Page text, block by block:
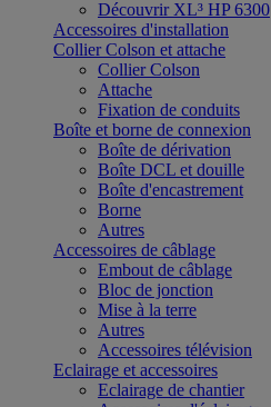
Découvrir XL³ HP 6300
Accessoires d'installation
Collier Colson et attache
Collier Colson
Attache
Fixation de conduits
Boîte et borne de connexion
Boîte de dérivation
Boîte DCL et douille
Boîte d'encastrement
Borne
Autres
Accessoires de câblage
Embout de câblage
Bloc de jonction
Mise à la terre
Autres
Accessoires télévision
Eclairage et accessoires
Eclairage de chantier